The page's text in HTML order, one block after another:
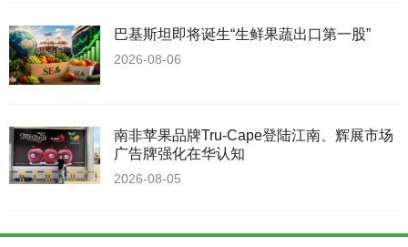
巴基斯坦即将诞生“生鲜果蔬出口第一股”
2026-08-06
南非苹果品牌Tru-Cape登陆江南、辉展市场
广告牌强化在华认知
2026-08-05